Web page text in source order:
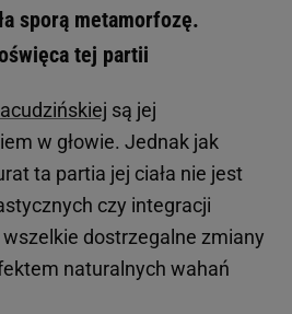
sporą metamorfozę.
tej partii
są jej
w głowie. Jednak jak
ta partia jej ciała nie jest
czy integracji
dostrzegalne zmiany
naturalnych wahań